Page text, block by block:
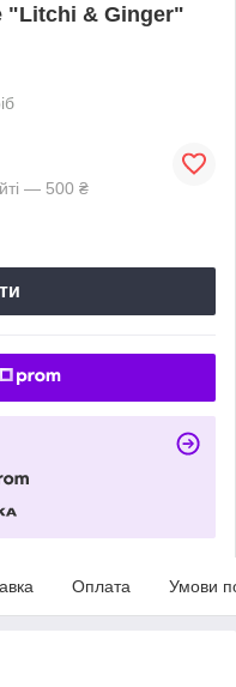
"Litchi & Ginger"
— 500 ₴
Оплата Умови